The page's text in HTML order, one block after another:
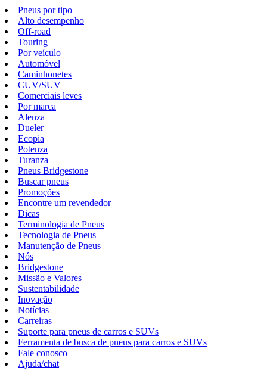
Pneus por tipo
Alto desempenho
Off-road
Touring
Por veículo
Automóvel
Caminhonetes
CUV/SUV
Comerciais leves
Por marca
Alenza
Dueler
Ecopia
Potenza
Turanza
Pneus Bridgestone
Buscar pneus
Promoções
Encontre um revendedor
Dicas
Terminologia de Pneus
Tecnologia de Pneus
Manutenção de Pneus
Nós
Bridgestone
Missão e Valores
Sustentabilidade
Inovação
Notícias
Carreiras
Suporte para pneus de carros e SUVs
Ferramenta de busca de pneus para carros e SUVs
Fale conosco
Ajuda/chat